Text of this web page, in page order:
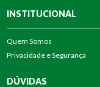
INSTITUCIONAL
Quem Somos
Privacidade e Segurança
DÚVIDAS